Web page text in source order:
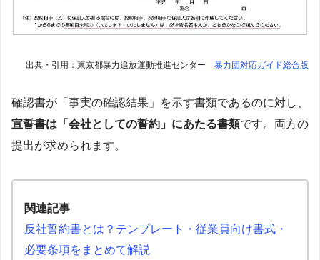
出典・引用：東京都暴力追放運動推進センター 暴力団対応ガイド総合版
確認書が「事実の確認結果」を示す書類であるのに対し、
宣誓書は「会社としての誓約」にあたる書類です。両方の
提出が求められます。
関連記事
反社誓約書とは？テンプレート・従業員向け書式・
必要条項をまとめて解説